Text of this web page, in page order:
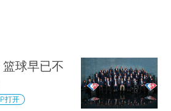
球早已不
打开